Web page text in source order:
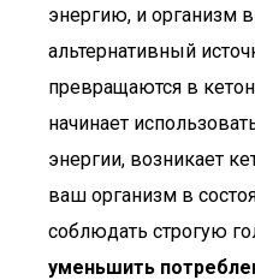
энергию, и организм
альтернативный
превращаются в
начинает
энергии, возникает
ваш организм в
соблюдать строгую
уменьшить